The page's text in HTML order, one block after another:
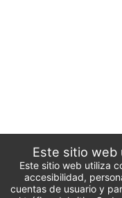
Este sitio web
Este sitio web utiliza
accesibilidad,
cuentas de usuario y